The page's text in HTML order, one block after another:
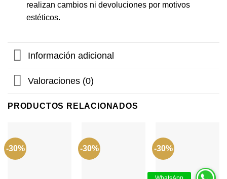
realizan cambios ni devoluciones por motivos
estéticos.
Información adicional
Valoraciones (0)
PRODUCTOS RELACIONADOS
-30% -30% -30%